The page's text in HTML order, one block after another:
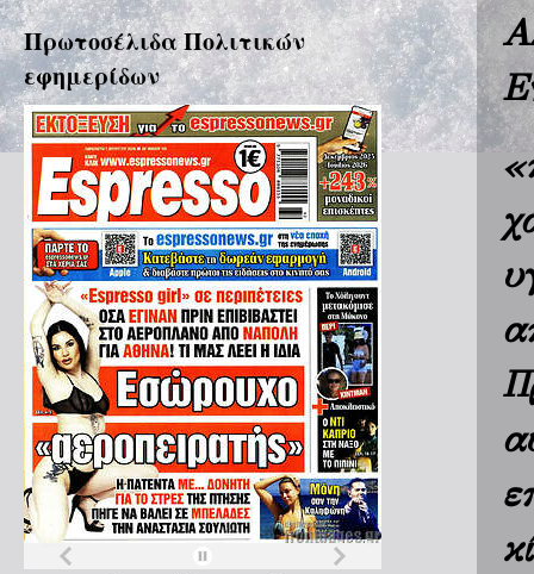
Πρωτοσέλιδα Πολιτικών
εφημερίδων